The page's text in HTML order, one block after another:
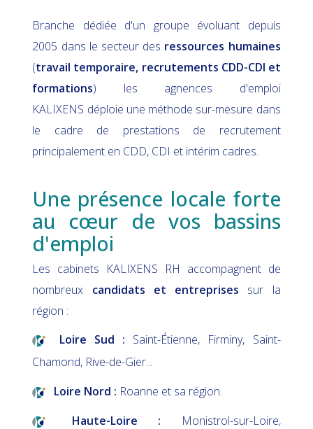
Branche dédiée d'un groupe évoluant depuis
2005 dans le secteur des ressources humaines
(travail temporaire, recrutements CDD-CDI et
formations) les agnences d'emploi
KALIXENS déploie une méthode sur-mesure dans
le cadre de prestations de recrutement
principalement en CDD, CDI et intérim cadres.
Une présence locale forte
au cœur de vos bassins
d'emploi
Les cabinets KALIXENS RH accompagnent de
nombreux candidats et entreprises sur la
région :
Loire Sud : Saint-Étienne, Firminy, Saint-
Chamond, Rive-de-Gier...
Loire Nord : Roanne et sa région.
Haute-Loire : Monistrol-sur-Loire,